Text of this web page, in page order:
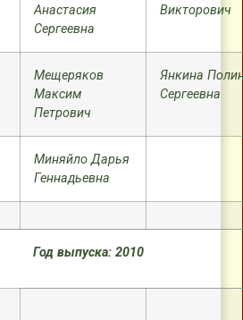
Анастасия
Сергеевна
Викторович
Мещеряков
Максим
Петрович
Янкина
Сергеевна
Миняйло Дарья
Геннадьевна
Год выпуска: 2010